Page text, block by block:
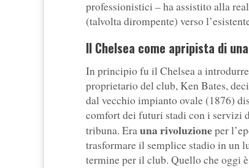
professionistici – ha assistito alla
(talvolta dirompente) verso
Il Chelsea come apripista di
In principio fu il Chelsea a
proprietario del club, Ken Bates,
dal vecchio impianto ovale (1876)
comfort dei futuri stadi con i servizi
tribuna. Erauna rivoluzioneper
trasformare il semplice stadio in un
termine per il club. Quello che oggi